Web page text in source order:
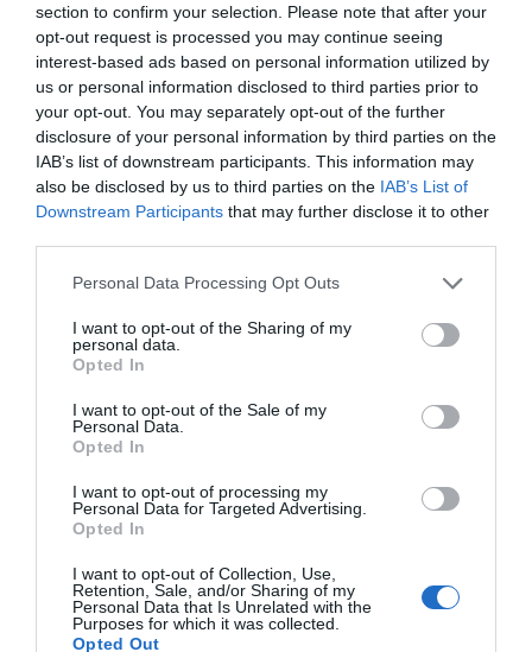
section to confirm your selection. Please note that after your
opt-out request is processed you may continue seeing
interest-based ads based on personal information utilized by
us or personal information disclosed to third parties prior to
your opt-out. You may separately opt-out of the further
disclosure of your personal information by third parties on the
IAB’s list of downstream participants. This information may
also be disclosed by us to third parties on the IAB’s List of
Downstream Participants that may further disclose it to other
Please note that this website/app uses one or more Google
not limited to your visit or usage behaviour. You may click to
grant or deny consent to Google and its third-party tags to
use your data for below specified purposes in below Google
consent section.
Personal Data Processing Opt Outs
I want to opt-out of the Sharing of my
personal data.
Opted In
I want to opt-out of the Sale of my
Personal Data.
Opted In
I want to opt-out of processing my
Personal Data for Targeted Advertising.
Opted In
I want to opt-out of Collection, Use,
Retention, Sale, and/or Sharing of my
Personal Data that Is Unrelated with the
Purposes for which it was collected.
Opted Out
Leonel de Freitas convida
o cientista biólogo João
Canning Clode
21/04/2026 19min 7s
Longevidade constrói-se todos os dias